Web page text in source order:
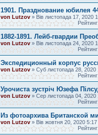
1901. Празднование юбилея
von Lutzov » Вів листопада 17, 2020
1882-1891. Лейб-гвардии
von Lutzov » Вів листопада 24, 2020
Экспедиционный корпус
von Lutzov » Суб листопада 28, 2020
Урочиста зустріч Юзефа
von Lutzov » Сер листопада 04, 2020
Из фотоархива Британской
von Lutzov » Вів жовтня 20, 2020